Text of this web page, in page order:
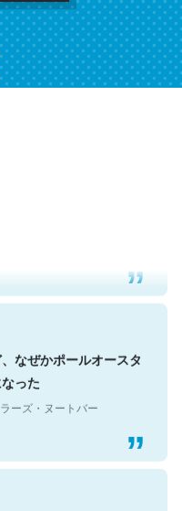
んだろうなと凄く思
お勧め。自分はこの流
Covid hit. Shit.
ーズ・ヌートバー
なぜかポールオースタ
った